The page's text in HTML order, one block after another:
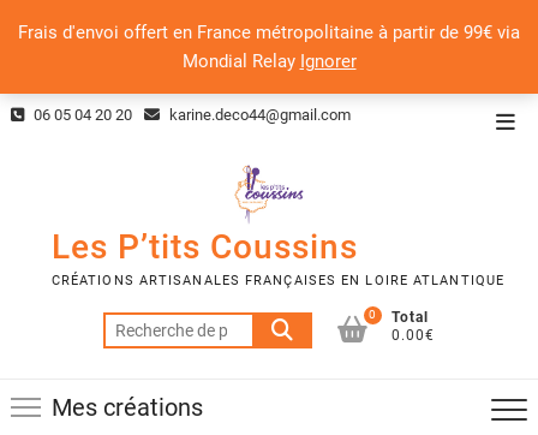
Frais d'envoi offert en France métropolitaine à partir de 99€ via
Mondial Relay Ignorer
Skip 06 05 04 20 20 karine.deco44@gmail.com
Les P’tits Coussins
CRÉATIONS ARTISANALES FRANÇAISES EN LOIRE ATLANTIQUE
Recherche
pour :
0
Total
0.00€
Mes créations